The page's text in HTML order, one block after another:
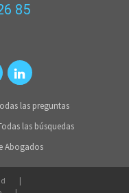
85
las preguntas
las búsquedas
Abogados